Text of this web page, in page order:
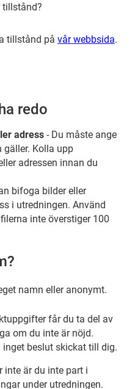
tillstånd?
tillstånd på vår webbsida.
redo
adress - Du måste ange
Kolla upp
adressen innan du
bifoga bilder eller
i utredningen. Använd
inte överstiger 100
namn eller anonymt.
får du ta del av
om du inte är nöjd.
inget beslut skickat till dig.
inte är du inte part i
under utredningen.